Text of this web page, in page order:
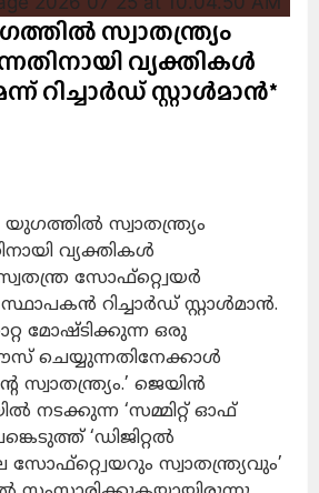
സ്വാതന്ത്ര്യം
വ്യക്തികള്‍
റിച്ചാര്‍ഡ് സ്റ്റാള്‍മാന്‍*
യുഗത്തില്‍ സ്വാതന്ത്ര്യം
വ്യക്തികള്‍
സോഫ്റ്റ്വെയര്‍
റിച്ചാര്‍ഡ് സ്റ്റാള്‍മാന്‍.
മോഷ്ടിക്കുന്ന ഒരു
ചെയ്യുന്നതിനേക്കാള്‍
സ്വാതന്ത്ര്യം.’ ജെയിന്‍
നടക്കുന്ന ‘സമ്മിറ്റ് ഓഫ്
‘ഡിജിറ്റല്‍
സ്വാതന്ത്ര്യവും’